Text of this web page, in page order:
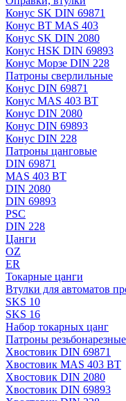
Конус SK DIN 69871
Конус BT MAS 403
Конус SK DIN 2080
Конус HSK DIN 69893
Конус Морзе DIN 228
Патроны сверлильные
Конус DIN 69871
Конус MAS 403 BT
Конус DIN 2080
Конус DIN 69893
Конус DIN 228
Патроны цанговые
DIN 69871
MAS 403 BT
DIN 2080
DIN 69893
PSC
DIN 228
Цанги
OZ
ER
Токарные цанги
Втулки для автоматов
SKS 10
SKS 16
Набор токарных цанг
Патроны резьбонарезные
Хвостовик DIN 69871
Хвостовик MAS 403 BT
Хвостовик DIN 2080
Хвостовик DIN 69893